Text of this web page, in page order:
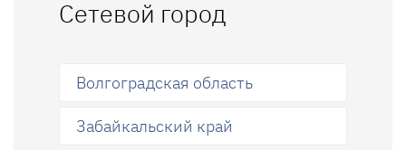
Сетевой город
Волгоградская область
Забайкальский край